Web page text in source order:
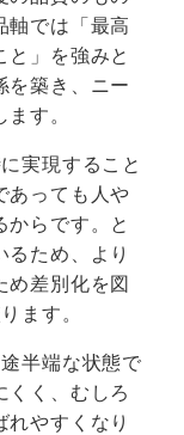
軸では「最高
と」を強みと
を築き、ニー
す。
実現すること
あっても人や
からです。と
るため、より
め差別化を図
ます。
半端な状態で
くく、むしろ
やすくなり